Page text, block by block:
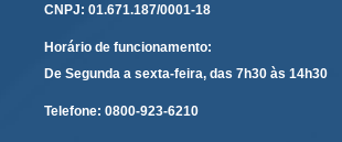
META 9 do CNJ
CNPJ: 01.671.187/0001-18
Horário de funcionamento:
De Segunda a sexta-feira, das 7h30 às 14h30
Telefone: 0800-923-6210